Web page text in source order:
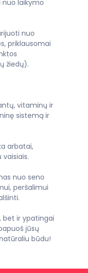
nuo laikymo
nuo
priklausomai
žiedų).
vitaminų ir
sistemą ir
arbatai,
nuo seno
peršalimui
bet ir ypatingai
jūsų
būdu!